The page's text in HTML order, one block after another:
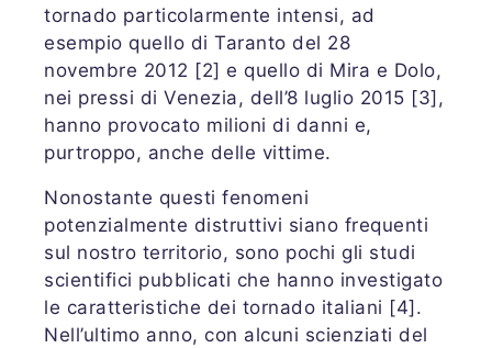
tornado particolarmente intensi, ad
esempio quello di Taranto del 28
novembre 2012 [2] e quello di Mira e Dolo,
nei pressi di Venezia, dell’8 luglio 2015 [3],
hanno provocato milioni di danni e,
purtroppo, anche delle vittime.
Nonostante questi fenomeni
potenzialmente distruttivi siano frequenti
sul nostro territorio, sono pochi gli studi
scientifici pubblicati che hanno investigato
le caratteristiche dei tornado italiani [4].
Nell’ultimo anno, con alcuni scienziati del